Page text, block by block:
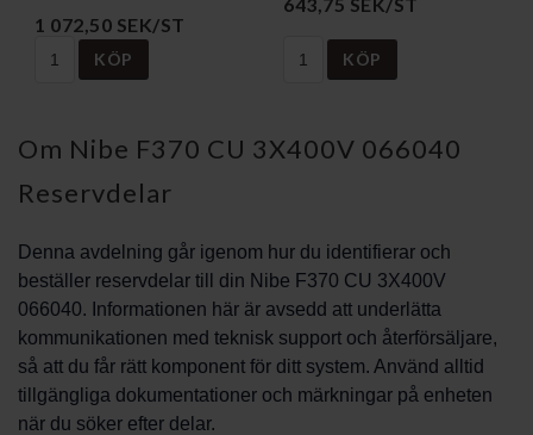
1 072,50 SEK/ST
KÖP KÖP
Om Nibe F370 CU 3X400V 066040
Reservdelar
Denna avdelning går igenom hur du identifierar och
beställer reservdelar till din Nibe F370 CU 3X400V
066040. Informationen här är avsedd att underlätta
kommunikationen med teknisk support och återförsäljare,
så att du får rätt komponent för ditt system. Använd alltid
tillgängliga dokumentationer och märkningar på enheten
när du söker efter delar.